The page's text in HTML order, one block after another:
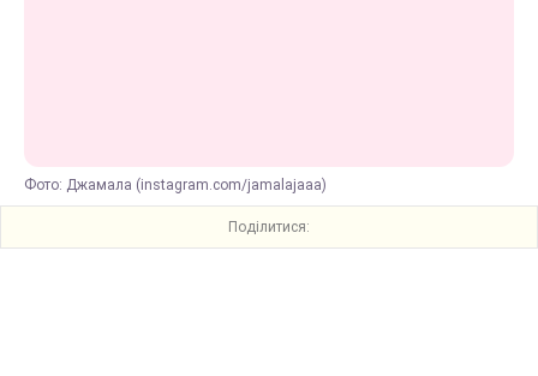
Фото: Джамала (instagram.com/jamalajaaa)
Поділитися: